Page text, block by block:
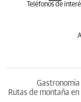
Teléfonos de
Gastronomia
Rutas de montaña en